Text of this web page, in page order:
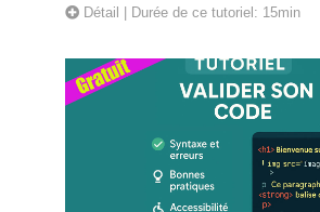
Détail | Durée de ce tutoriel: 15min